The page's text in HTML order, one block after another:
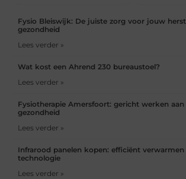
Fysio Bleiswijk: De juiste zorg voor jouw
gezondheid
Lees verder »
Wat kost een Ahrend 230 bureaustoel?
Lees verder »
Fysiotherapie Amersfoort: gericht werken aan
gezondheid
Lees verder »
Infrarood panelen kopen: efficiënt
technologie
Lees verder »